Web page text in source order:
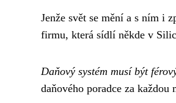
Jenže svět se mění a s ním i
firmu, která sídlí někde v
Daňový systém musí být
daňového poradce za